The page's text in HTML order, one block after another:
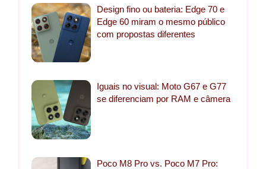
Design fino ou bateria: Edge 70 e
Edge 60 miram o mesmo público
com propostas diferentes
Iguais no visual: Moto G67 e G77
se diferenciam por RAM e câmera
Poco M8 Pro vs. Poco M7 Pro: